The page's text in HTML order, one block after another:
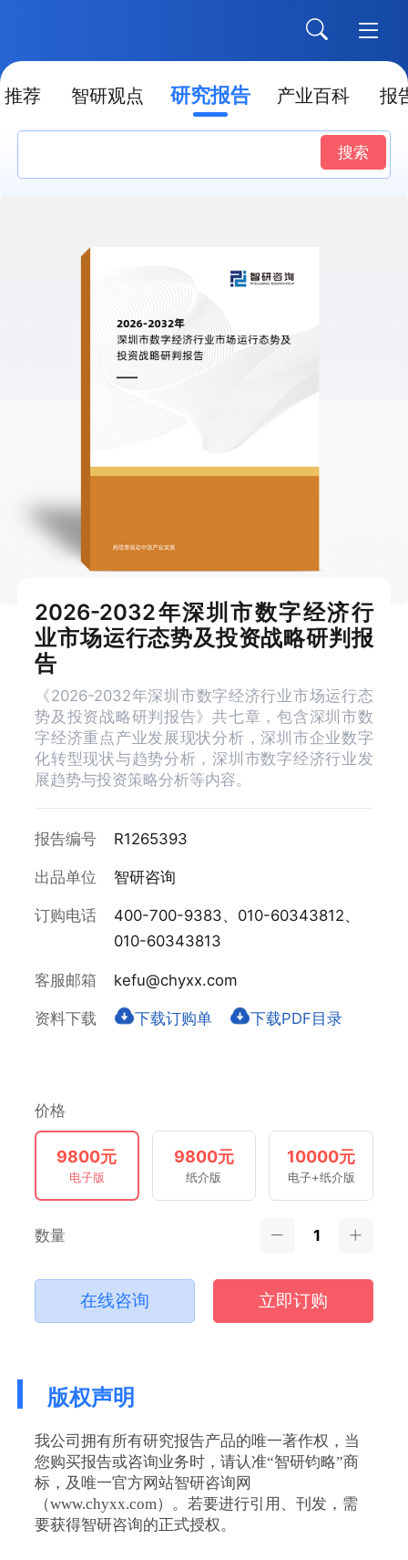
推荐 智研观点 研究报告 产业百科 报
搜索
2026-2032年深圳市数字经济行
业市场运行态势及投资战略研判报
告
《2026-2032年深圳市数字经济行业市场运行态
势及投资战略研判报告》共七章，包含深圳市数
字经济重点产业发展现状分析，深圳市企业数字
化转型现状与趋势分析，深圳市数字经济行业发
展趋势与投资策略分析等内容。
报告编号 R1265393
出品单位 智研咨询
订购电话
400-700-9383、010-60343812、
010-60343813
客服邮箱 kefu@chyxx.com
资料下载 下载订购单 下载PDF目录
价格
9800元
电子版
9800元
纸介版
10000元
电子+纸介版
数量
在线咨询 立即订购
版权声明
我公司拥有所有研究报告产品的唯一著作权，当
您购买报告或咨询业务时，请认准“智研钧略”商
标，及唯一官方网站智研咨询网
（www.chyxx.com）。若要进行引用、刊发，需
要获得智研咨询的正式授权。